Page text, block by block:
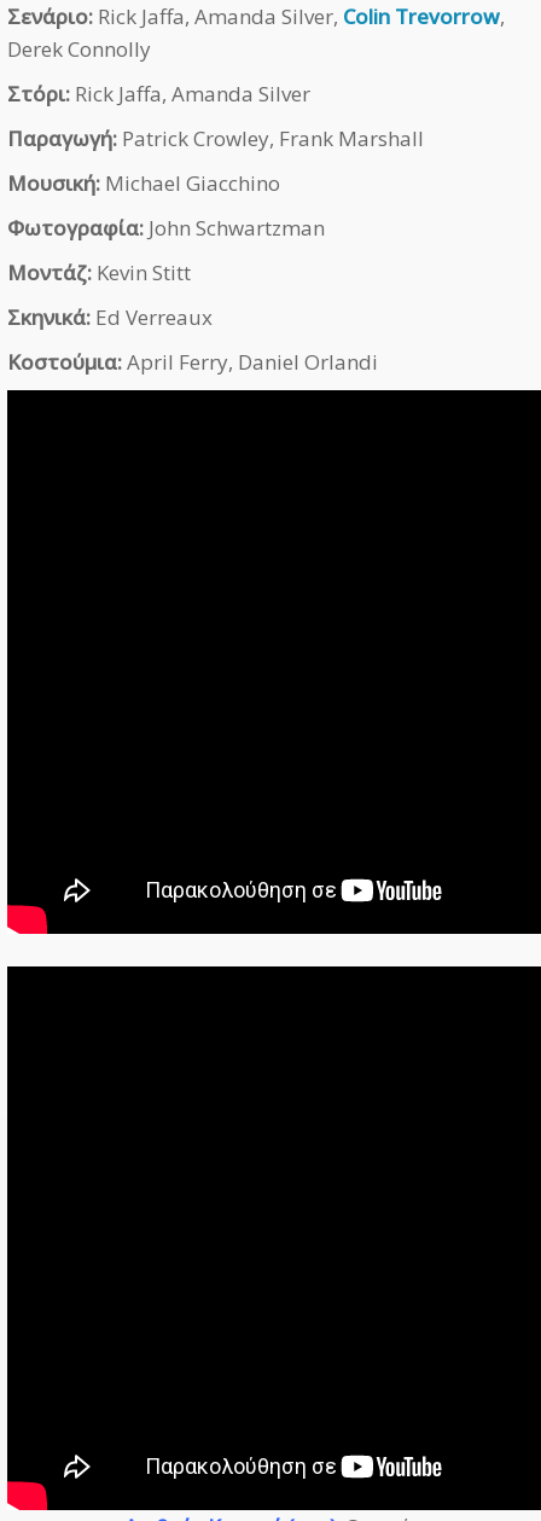
Σενάριο: Rick Jaffa, Amanda Silver, Colin Trevorrow,
Derek Connolly
Στόρι: Rick Jaffa, Amanda Silver
Παραγωγή: Patrick Crowley, Frank Marshall
Μουσική: Michael Giacchino
Φωτογραφία: John Schwartzman
Μοντάζ: Kevin Stitt
Σκηνικά: Ed Verreaux
Κοστούμια:April Ferry, Daniel Orlandi